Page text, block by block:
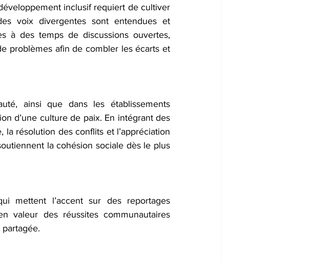
inclusif requiert de cultiver
voix divergentes sont entendues et
à des temps de discussions ouvertes,
problèmes afin de combler les écarts et
ainsi que dans les établissements
d’une culture de paix. En intégrant des
la résolution des conflits et l’appréciation
la cohésion sociale dès le plus
mettent l’accent sur des reportages
valeur des réussites communautaires